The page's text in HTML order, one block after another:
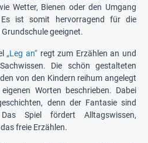
Wetter, Bienen oder den Umgang
ist somit hervorragend für die
geeignet.
„Leg an“ regt zum Erzählen an und
Die schön gestalteten
von den Kindern reihum angelegt
Worten beschrieben. Dabei
denn der Fantasie sind
Spiel fördert Alltagswissen,
freie Erzählen.